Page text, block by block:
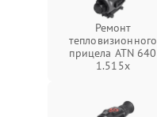
Ремонт
тепловизионного
прицела ATN 640
1.515x